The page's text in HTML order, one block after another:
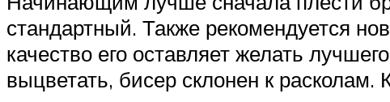
стандартный. Также рекомендуется
качество его оставляет желать
выцветать, бисер склонен к